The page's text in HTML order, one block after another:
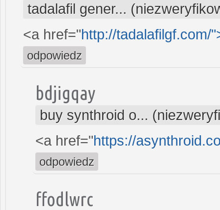
tadalafil gener...
<a href="http://tadalafilgf.com/
odpowiedz
bdjigqay
buy synthroid o...
<a href="https://
odpowiedz
ffodlwrc